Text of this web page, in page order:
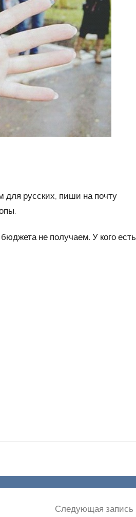
русских, пиши на почту
не получаем. У кого есть
Следующая запись